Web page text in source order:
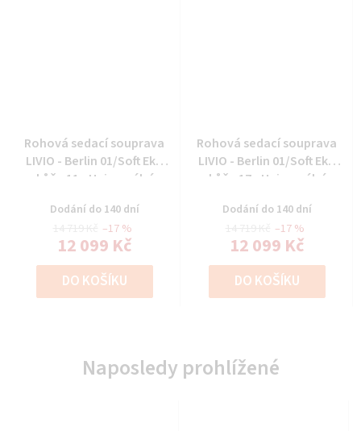
Rohová sedací souprava
LIVIO - Berlin 01/Soft Eko
kůže 11 - Univerzální
Dodání do 140 dní
12 099 Kč
–17 %
DO KOŠÍKU
Rohová sedací souprava
LIVIO - Berlin 01/Soft Eko
kůže 17 - Univerzální
Dodání do 140 dní
12 099 Kč
–17 %
DO KOŠÍKU
Naposledy prohlížené